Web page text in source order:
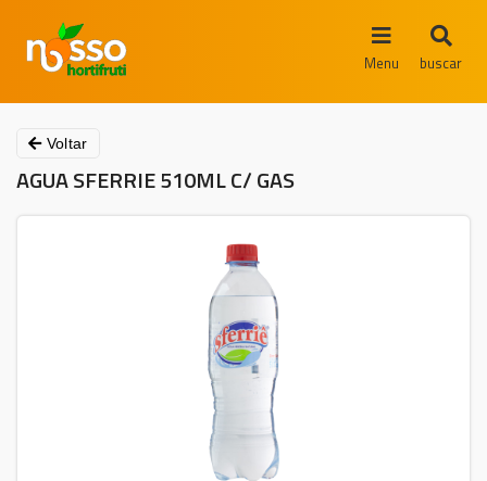
Menu buscar
Voltar
AGUA SFERRIE 510ML C/ GAS